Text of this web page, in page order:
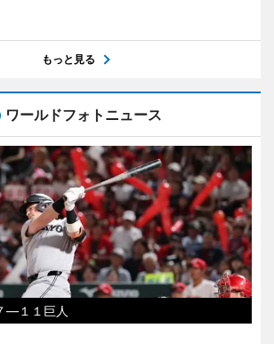
もっと見る
ワールドフォトニュース
―１１巨人